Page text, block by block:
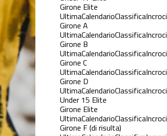
Girone Elite
UltimaCalendarioClassificaIncroci
Girone A
UltimaCalendarioClassificaIncroci
Girone B
UltimaCalendarioClassificaIncroci
Girone C
UltimaCalendarioClassificaIncroci
Girone D
UltimaCalendarioClassificaIncroci
Under 15 Elite
Girone Elite
UltimaCalendarioClassificaIncroci
Girone F (di risulta)